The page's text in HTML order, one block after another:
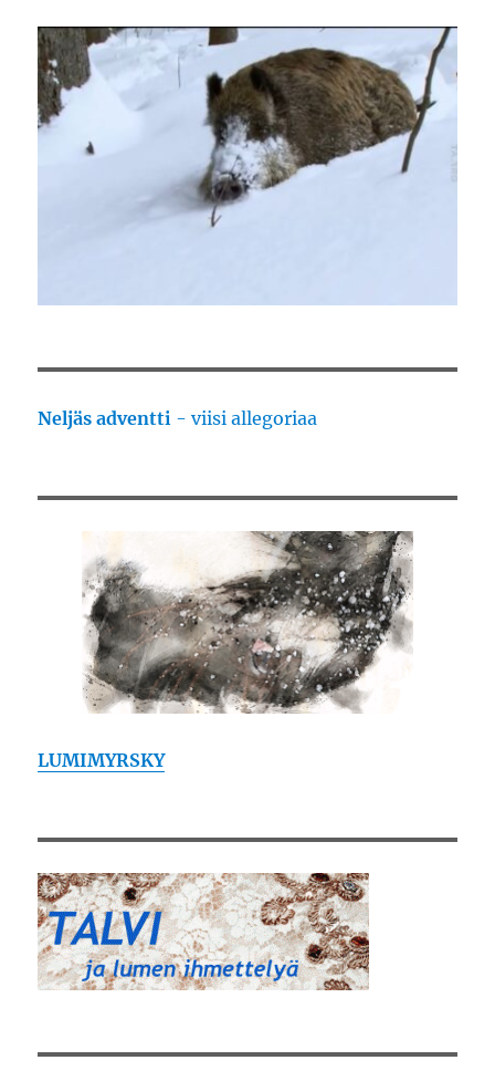
Neljäs adventti - viisi allegoriaa
LUMIMYRSKY